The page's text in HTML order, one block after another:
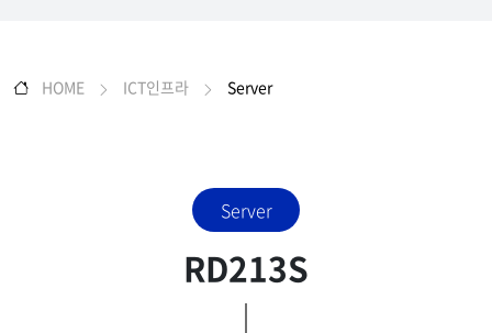
HOME ICT인프라 Server
Server
RD213S